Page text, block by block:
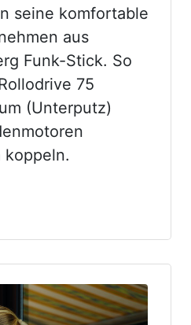
seine komfortable
aus
Funk-Stick. So
75
(Unterputz)
koppeln.